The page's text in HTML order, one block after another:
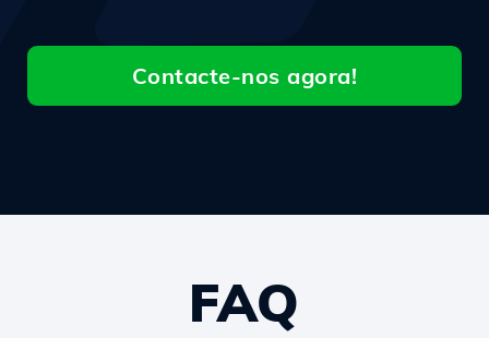
Contacte-nos agora!
FAQ